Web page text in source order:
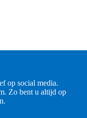
op social media.
Zo bent u altijd op